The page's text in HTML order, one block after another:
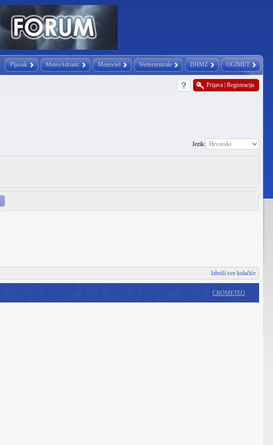
Pljusak MeteoAdriatic Meteociel Wetterzentrale DHMZ OGIMET
Prijava Registracija
Jezik:
Izbriši sve kolačiće
CROMETEO